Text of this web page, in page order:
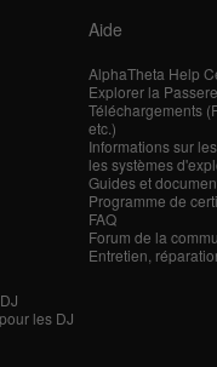
les DJ
Aide
AlphaTheta Help
Explorer la
Téléchargements
etc.)
Informations sur
les systèmes
Guides et
Programme de
FAQ
Forum de la
Entretien,